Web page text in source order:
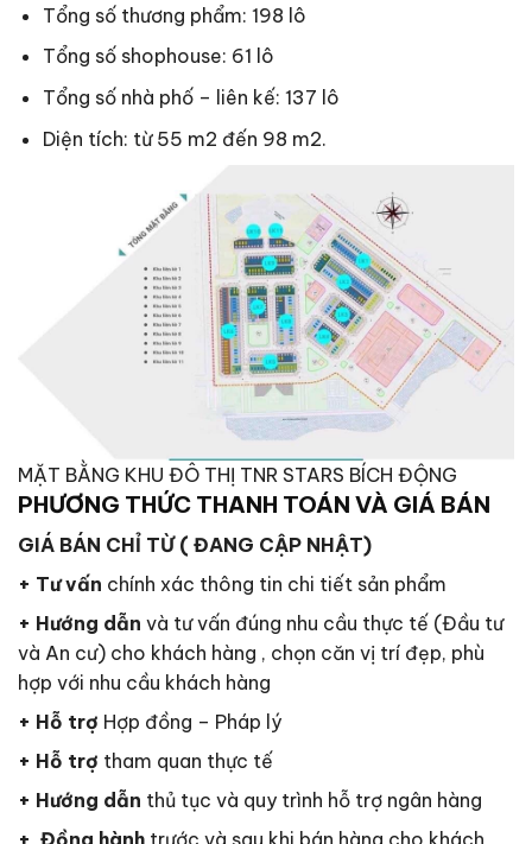
Tổng số thương phẩm: 198 lô
Tổng số shophouse: 61 lô
Tổng số nhà phố – liên kế: 137 lô
Diện tích: từ 55 m2 đến 98 m2.
MẶT BẰNG KHU ĐÔ THỊ TNR STARS BÍCH ĐỘNG
PHƯƠNG THỨC THANH TOÁN VÀ GIÁ BÁN
GIÁ BÁN CHỈ TỪ ( ĐANG CẬP NHẬT)
+ Tư vấn chính xác thông tin chi tiết sản phẩm
+ Hướng dẫn và tư vấn đúng nhu cầu thực tế (Đầu tư
và An cư) cho khách hàng , chọn căn vị trí đẹp, phù
hợp với nhu cầu khách hàng
+ Hỗ trợ Hợp đồng – Pháp lý
+ Hỗ trợ tham quan thực tế
+ Hướng dẫn thủ tục và quy trình hỗ trợ ngân hàng
+ Đồng hành trước và sau khi bán hàng cho khách